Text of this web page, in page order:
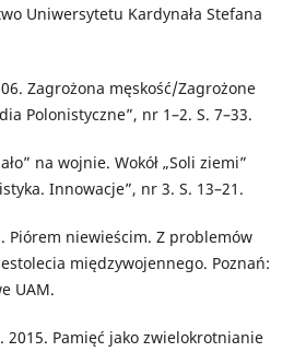
Uniwersytetu Kardynała Stefana
Zagrożona męskość/Zagrożone
Polonistyczne”, nr 1–2. S. 7–33.
na wojnie. Wokół „Soli ziemi”
Innowacje”, nr 3. S. 13–21.
Piórem niewieścim. Z problemów
międzywojennego. Poznań:
UAM.
2015. Pamięć jako zwielokrotnianie